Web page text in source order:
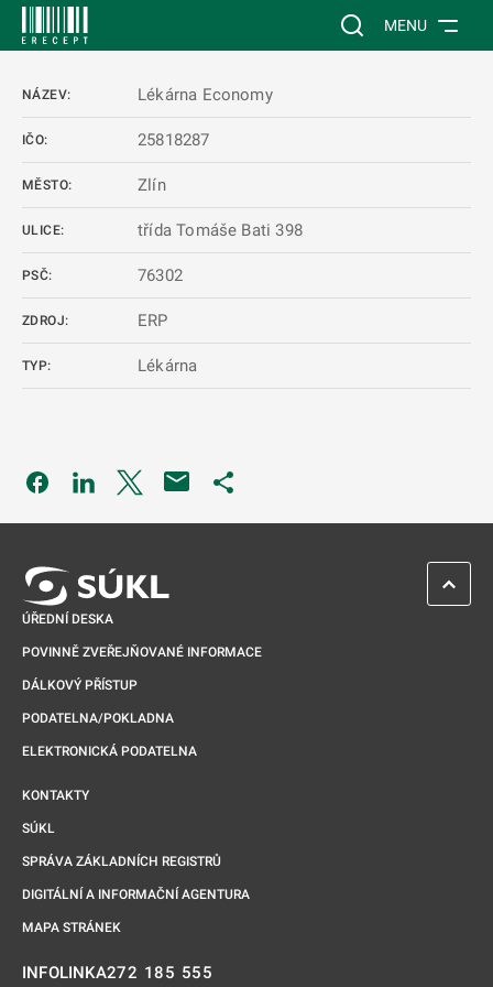
Vyhledávání na
MENU
NÁZEV: Lékárna Economy
IČO: 25818287
MĚSTO: Zlín
ULICE: třída Tomáše Bati 398
PSČ: 76302
ZDROJ: ERP
TYP: Lékárna
Odkaz se otevře na nové kartě
Odkaz se otevře na nové kartě
Odkaz se otevře na nové kartě
ÚŘEDNÍ DESKA
POVINNĚ ZVEŘEJŇOVANÉ INFORMACE
DÁLKOVÝ PŘÍSTUP
PODATELNA/POKLADNA
ELEKTRONICKÁ PODATELNA
KONTAKTY
SÚKL
SPRÁVA ZÁKLADNÍCH REGISTRŮ
DIGITÁLNÍ A INFORMAČNÍ AGENTURA
MAPA STRÁNEK
INFOLINKA272 185 555
ZPĚT